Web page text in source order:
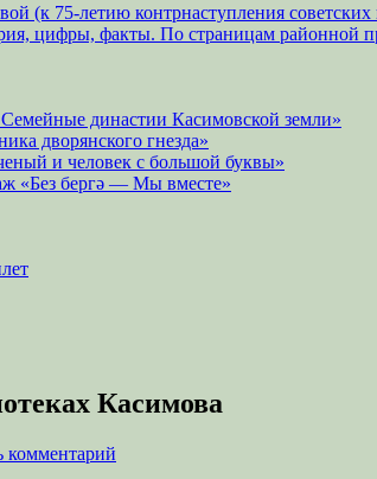
(к 75-летию контрнаступления советских
цифры, факты. По страницам районной
династии Касимовской земли»
дворянского гнезда»
и человек с большой буквы»
«Без бергə — Мы вместе»
Касимова
комментарий